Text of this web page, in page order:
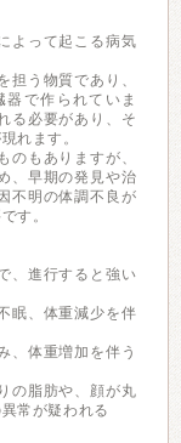
よって起こる病気
う物質であり、
で作られていま
る必要があり、そ
れます。
のもありますが、
、早期の発見や治
不明の体調不良が
す。
、進行すると強い
眠、体重減少を伴
、体重増加を伴う
の脂肪や、顔が丸
常が疑われる